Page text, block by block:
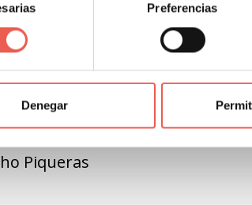
Preferencias
Denegar
ninguna clase de intermediarios.
Piqueras